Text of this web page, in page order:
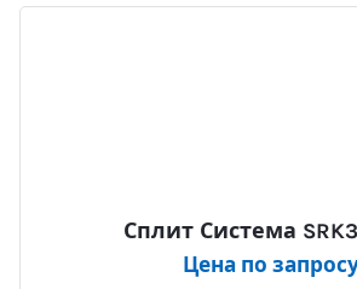
Сплит Система
Цена по